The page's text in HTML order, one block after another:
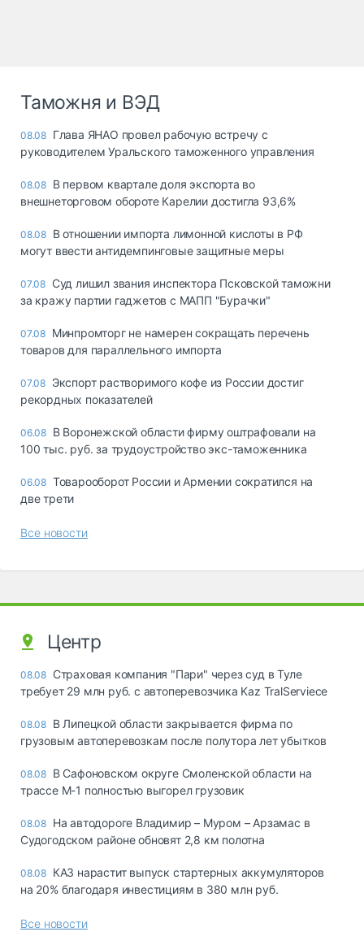
Таможня и ВЭД
08.08 Глава ЯНАО провел рабочую встречу с
руководителем Уральского таможенного управления
08.08 В первом квартале доля экспорта во
внешнеторговом обороте Карелии достигла 93,6%
08.08 В отношении импорта лимонной кислоты в РФ
могут ввести антидемпинговые защитные меры
07.08 Суд лишил звания инспектора Псковской таможни
за кражу партии гаджетов с МАПП "Бурачки"
07.08 Минпромторг не намерен сокращать перечень
товаров для параллельного импорта
07.08 Экспорт растворимого кофе из России достиг
рекордных показателей
06.08 В Воронежской области фирму оштрафовали на
100 тыс. руб. за трудоустройство экс-таможенника
06.08 Товарооборот России и Армении сократился на
две трети
Все новости
Центр
08.08 Страховая компания "Пари" через суд в Туле
требует 29 млн руб. с автоперевозчика Kaz TralServiece
08.08 В Липецкой области закрывается фирма по
грузовым автоперевозкам после полутора лет убытков
08.08 В Сафоновском округе Смоленской области на
трассе М-1 полностью выгорел грузовик
08.08 На автодороге Владимир – Муром – Арзамас в
Судогодском районе обновят 2,8 км полотна
08.08 КАЗ нарастит выпуск стартерных аккумуляторов
на 20% благодаря инвестициям в 380 млн руб.
Все новости